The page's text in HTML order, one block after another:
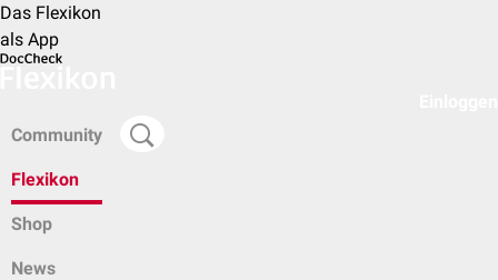
Das Flexikon
als App
Community
Flexikon
Shop
News